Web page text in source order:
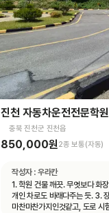
진천 자동차운전전문학원
충북 진천군 진천읍
850,000원2종 보통(자동)
작성자 : 우라칸
1. 학원 건물 깨끗. 무엇보다 화
개인 차로도 바래다주는 듯. 3.
마찬마찬가지인것같고, 도로